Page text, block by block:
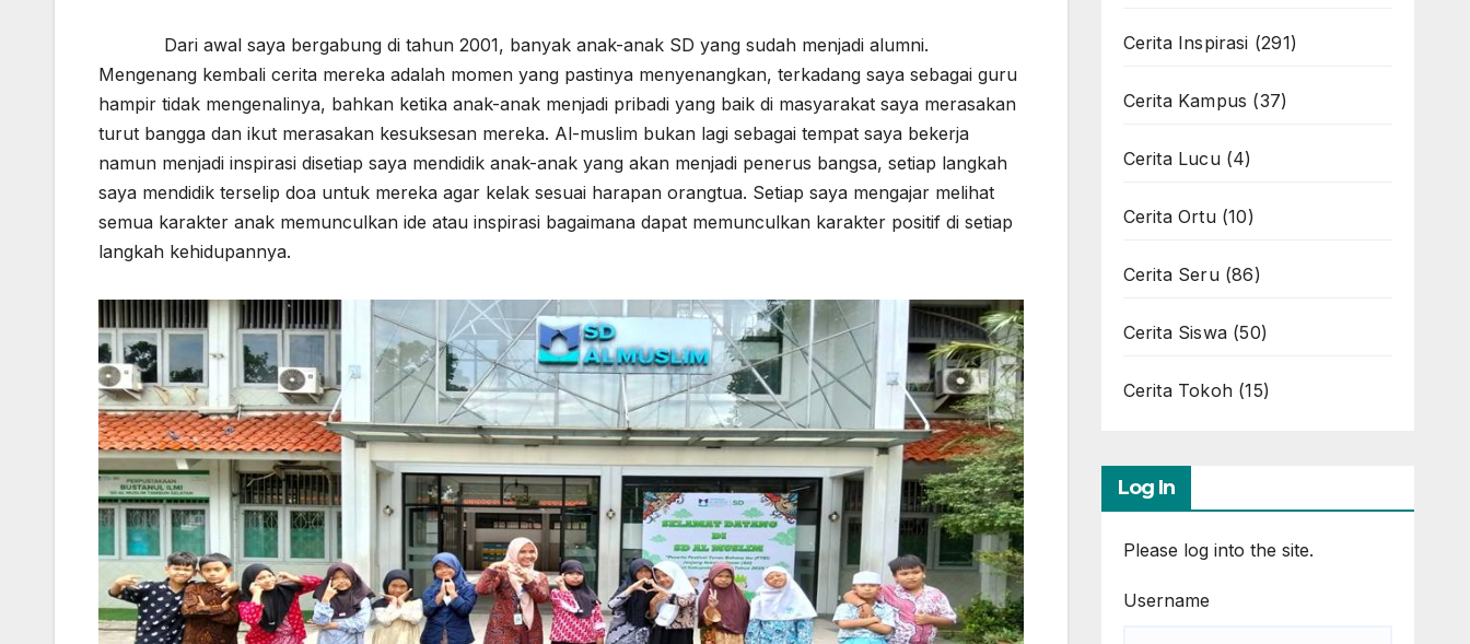
Dari awal saya bergabung di tahun 2001, banyak anak-anak SD yang sudah menjadi alumni.
Mengenang kembali cerita mereka adalah momen yang pastinya menyenangkan, terkadang saya sebagai guru
hampir tidak mengenalinya, bahkan ketika anak-anak menjadi pribadi yang baik di masyarakat saya merasakan
turut bangga dan ikut merasakan kesuksesan mereka. Al-muslim bukan lagi sebagai tempat saya bekerja
namun menjadi inspirasi disetiap saya mendidik anak-anak yang akan menjadi penerus bangsa, setiap langkah
saya mendidik terselip doa untuk mereka agar kelak sesuai harapan orangtua. Setiap saya mengajar melihat
semua karakter anak memunculkan ide atau inspirasi bagaimana dapat memunculkan karakter positif di setiap
langkah kehidupannya.
Cerita Inspirasi (291)
Cerita Kampus (37)
Cerita Lucu(4)
Cerita Ortu(10)
Cerita Seru(86)
Cerita Siswa(50)
Cerita Tokoh(15)
Log In
Please log into the site.
Username